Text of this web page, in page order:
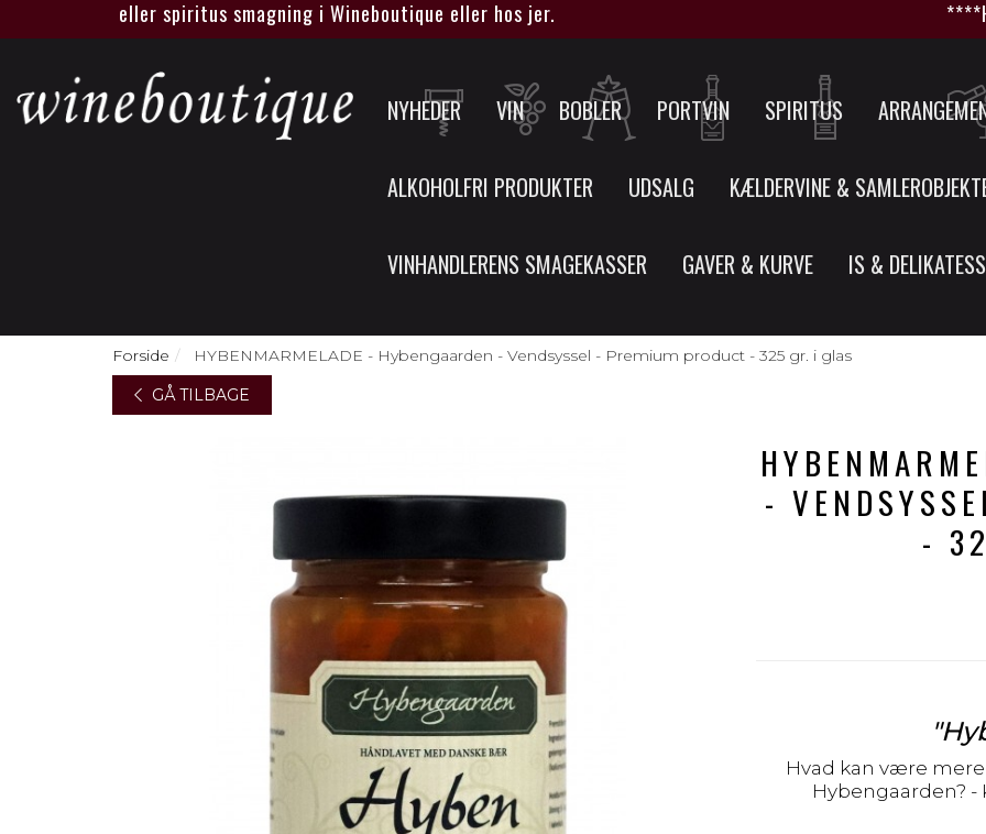
vin eller spiritus smagning i Wineboutique eller hos jer.
NYHEDER VIN BOBLER PORTVIN SPIRITUS
ALKOHOLFRI PRODUKTER UDSALG KÆLDERVINE &
VINHANDLERENS SMAGEKASSER GAVER & KURVE IS &
Forside
HYBENMARMELADE - Hybengaarden - Vendsyssel - Premium product - 325 gr. i glas
GÅ TILBAGE
-
-
Hvad kan være
Hybengaarden?